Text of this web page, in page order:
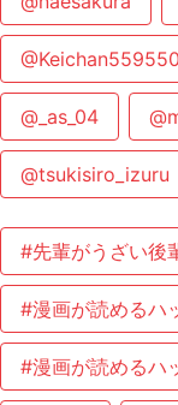
@_as_04
@tsukisiro_izuru
#先輩がうざい後
#漫画が読めるハ
#漫画が読めるハ